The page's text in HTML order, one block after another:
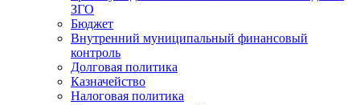
ЗГО
Бюджет
Внутренний муниципальный финансовый
контроль
Долговая политика
Казначейство
Налоговая политика